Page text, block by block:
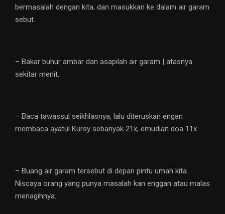
bermasalah dengan kita, dan masukkan ke dalam air garam
sebut.
– Bakar buhur ambar dan asapilah air garam | atasnya
sekitar menit.
– Baca tawassul seikhlasnya, lalu diteruskan engan
membaca ayatul Kursy sebanyak 21x, emudian doa 11x.
– Buang air garam tersebut di depan pintu umah kita.
Niscaya orang yang punya masalah kan enggan atau malas
menagihnya.